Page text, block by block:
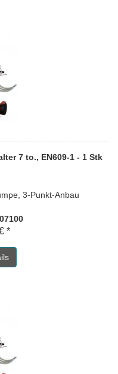
7 to., EN609-1 - 1 Stk
3-Punkt-Anbau
*